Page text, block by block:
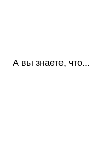
А вы знаете, что...